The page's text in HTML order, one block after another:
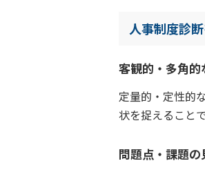
人事制度診
客観的・多角
定量的・定性的
状を捉えること
問題点・課題の